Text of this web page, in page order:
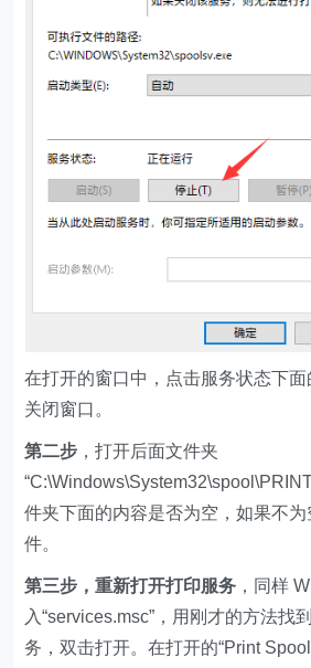
在打开的窗口中，点击服务状态下面
关闭窗口。
第二步 ，打开后面文件夹
件夹下面的内容是否为空，如果不
件。
第三步，重新打开打印服务 ，同样
入“services.msc”，用刚才的方法找
务，双击打开。在打开的“Print